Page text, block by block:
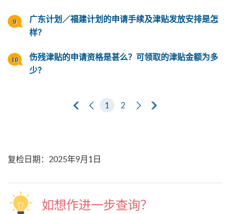
广东计划／福建计划的申请手续及津贴发放安排是怎
样？
伤残津贴的申请资格是甚么？可领取的津贴金额为多
少？
第一页上一页
1 2 下一页最后一页
复检日期： 2025年9月1日
如想作进一步查询？